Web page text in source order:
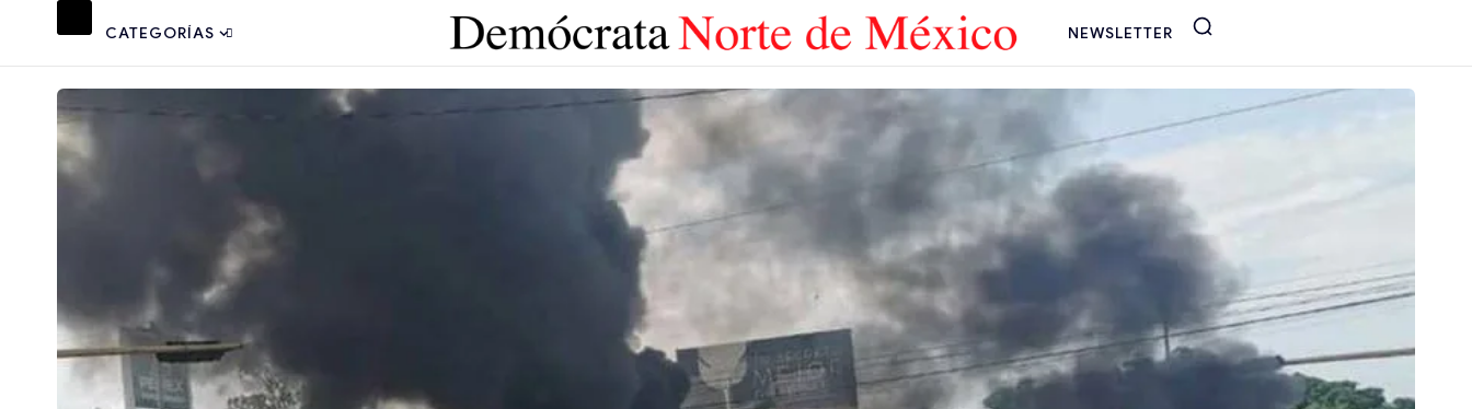
CATEGORÍAS NEWSLETTER